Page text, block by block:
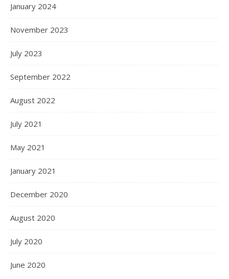
January 2024
November 2023
July 2023
September 2022
August 2022
July 2021
May 2021
January 2021
December 2020
August 2020
July 2020
June 2020